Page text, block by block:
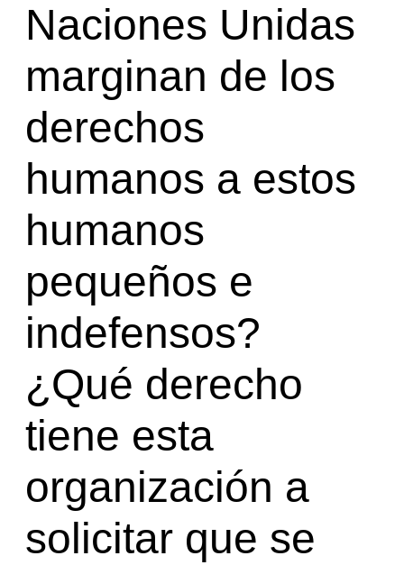
Naciones Unidas
marginan de los
derechos
humanos a estos
humanos
pequeños e
indefensos?
¿Qué derecho
tiene esta
organización a
solicitar que se